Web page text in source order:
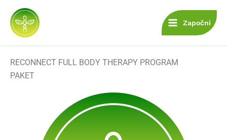
content
Započni
RECONNECT FULL BODY THERAPY PROGRAM
PAKET